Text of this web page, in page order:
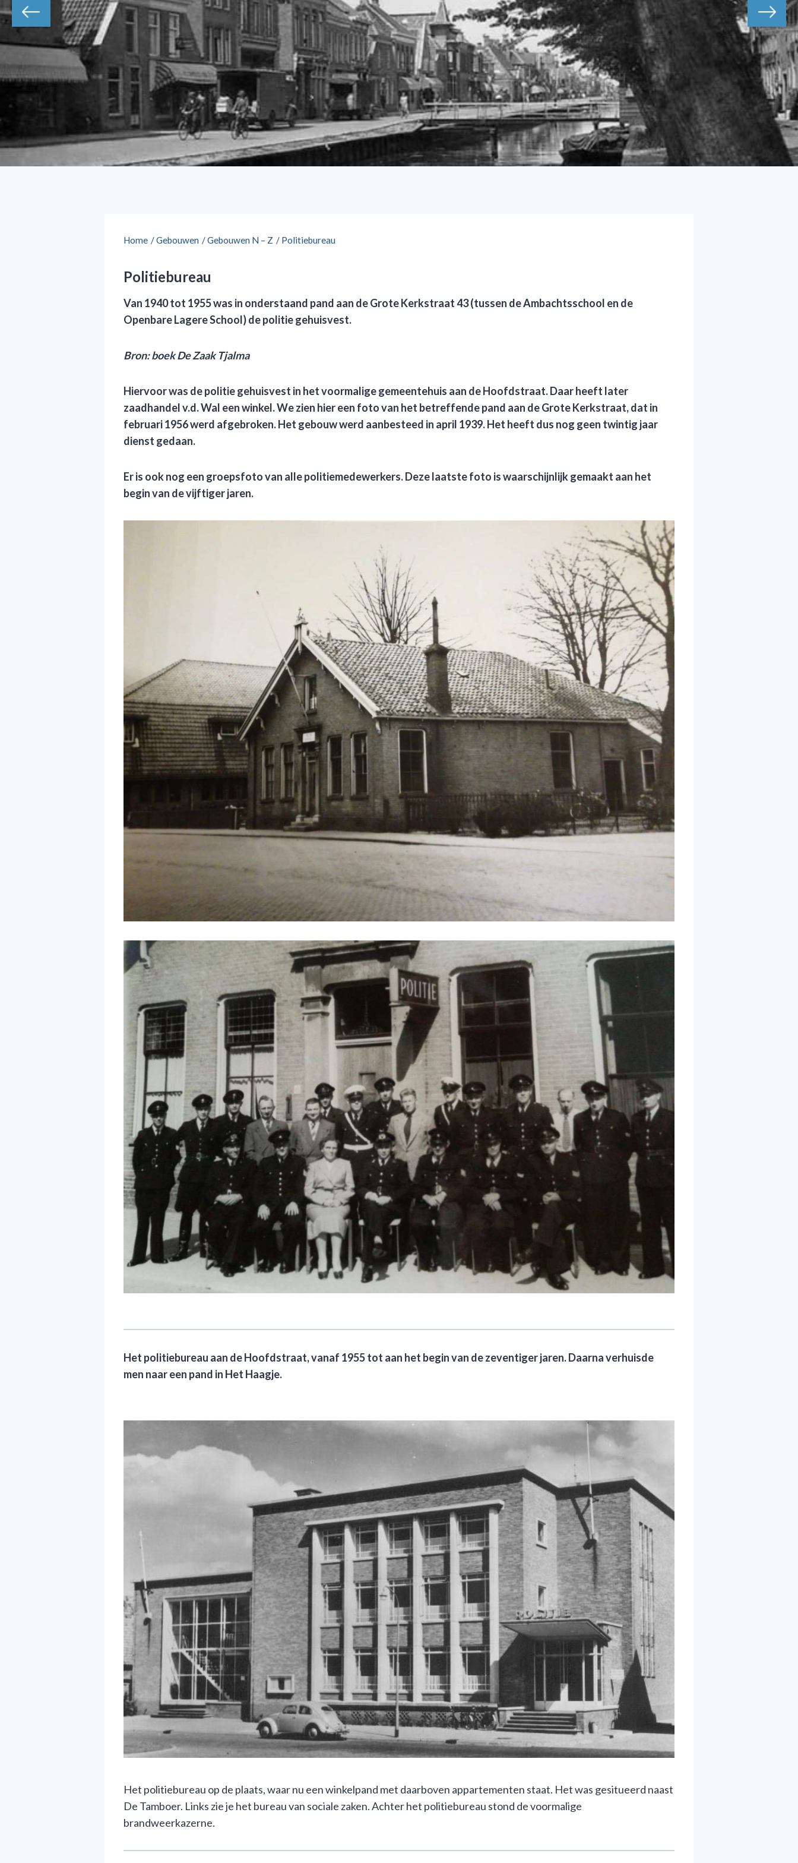
Home /Gebouwen /Gebouwen N – Z / Politiebureau
Politiebureau
Van 1940 tot 1955 was in onderstaand pand aan de Grote Kerkstraat 43 (tussen de Ambachtsschool en de
Openbare Lagere School) de politie gehuisvest.
Bron: boek De Zaak Tjalma
Hiervoor was de politie gehuisvest in het voormalige gemeentehuis aan de Hoofdstraat.Daarheeft later
zaadhandel v.d. Wal een winkel. We zien hier een foto van het betreffende pand aan de Grote Kerkstraat, dat in
februari 1956 werd afgebroken.Het gebouw werd aanbesteed in april 1939. Het heeft dus nog geen twintig jaar
dienst gedaan.
Er is ook nog een groepsfoto van alle politiemedewerkers. Deze laatste foto is waarschijnlijk gemaakt aan het
begin van de vijftiger jaren.
Het politiebureau aan de Hoofdstraat, vanaf 1955 tot aan het beginvan dezeventiger jaren. Daarnaverhuisde
men naar een pand in Het Haagje.
Het politiebureau op de plaats, waar nu een winkelpand met daarboven appartementen staat. Het was gesitueerd naast
De Tamboer. Links zie je het bureau van sociale zaken. Achter het politiebureau stond de voormalige
brandweerkazerne.